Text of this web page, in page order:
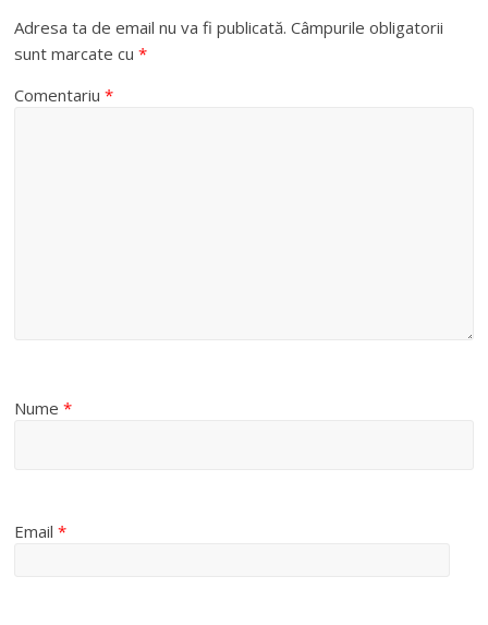
Adresa ta de email nu va fi publicată. Câmpurile obligatorii
sunt marcate cu*
Comentariu*
Nume*
Email*